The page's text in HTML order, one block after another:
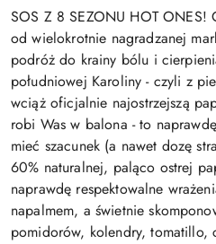
SOS Z 8 SEZONU HOT ONES!
od wielokrotnie nagradzanej
podróż do krainy bólu i
południowej Karoliny - czyli z
wciąż oficjalnie najostrzejszą
robi Was w balona - to
mieć szacunek (a nawet dozę
60% naturalnej, paląco ostrej
naprawdę respektowalne
napalmem, a świetnie
pomidorów, kolendry, tomatillo,